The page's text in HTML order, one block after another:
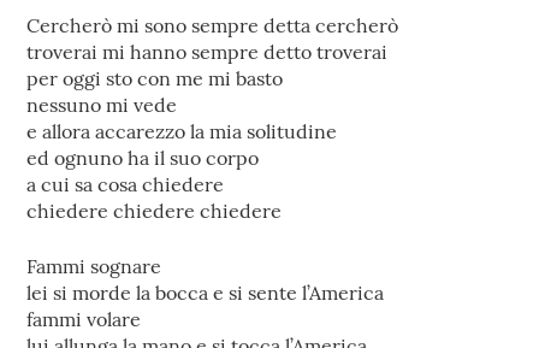
Cercherò mi sono sempre detta cercherò
troverai mi hanno sempre detto troverai
per oggi sto con me mi basto
nessuno mi vede
e allora accarezzo la mia solitudine
ed ognuno ha il suo corpo
a cui sa cosa chiedere
chiedere chiedere chiedere
Fammi sognare
lei si morde la bocca e si sente l’America
fammi volare